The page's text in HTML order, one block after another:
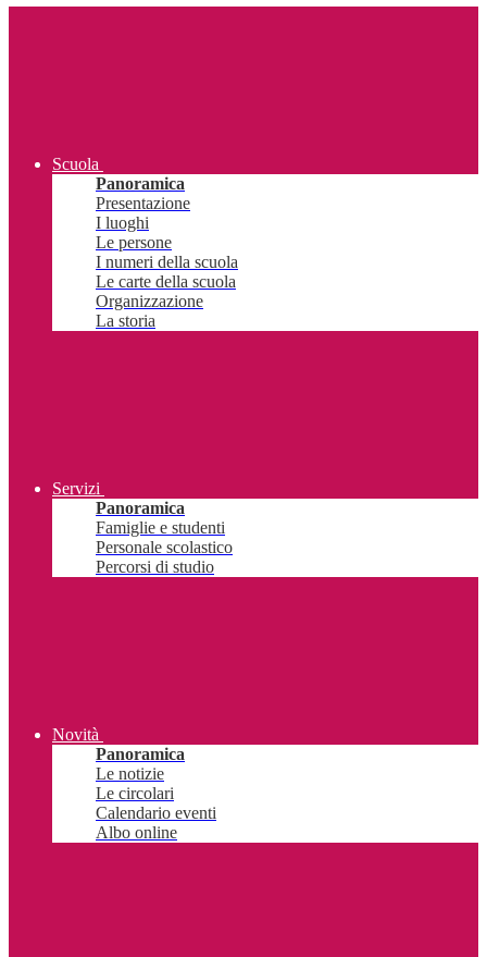
Scuola
Panoramica
Presentazione
I luoghi
Le persone
I numeri della scuola
Le carte della scuola
Organizzazione
La storia
Servizi
Panoramica
Famiglie e studenti
Personale scolastico
Percorsi di studio
Novità
Panoramica
Le notizie
Le circolari
Calendario eventi
Albo online